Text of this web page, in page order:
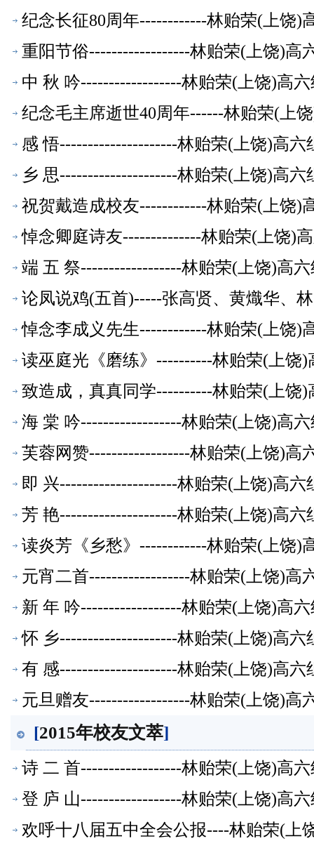
纪念长征80周年------------林贻荣(上饶)
重阳节俗------------------林贻荣(上饶)高
中 秋 吟------------------林贻荣(上饶)高
纪念毛主席逝世40周年------林贻荣(上
感 悟---------------------林贻荣(上饶)高六
乡 思---------------------林贻荣(上饶)高六
祝贺戴造成校友------------林贻荣(上饶)
悼念卿庭诗友--------------林贻荣(上饶)
端 五 祭------------------林贻荣(上饶)高
论凤说鸡(五首)-----张高贤、黄熾华、
悼念李成义先生------------林贻荣(上饶)
读巫庭光《磨练》----------林贻荣(上饶
致造成，真真同学----------林贻荣(上饶
海 棠 吟------------------林贻荣(上饶)高
芙蓉网赞------------------林贻荣(上饶)高
即 兴---------------------林贻荣(上饶)高六
芳 艳---------------------林贻荣(上饶)高六
读炎芳《乡愁》------------林贻荣(上饶)
元宵二首------------------林贻荣(上饶)高
新 年 吟------------------林贻荣(上饶)高
怀 乡---------------------林贻荣(上饶)高六
有 感---------------------林贻荣(上饶)高六
元旦赠友------------------林贻荣(上饶)高
[2015年校友文萃]
诗 二 首------------------林贻荣(上饶)高
登 庐 山------------------林贻荣(上饶)高
欢呼十八届五中全会公报----林贻荣(上